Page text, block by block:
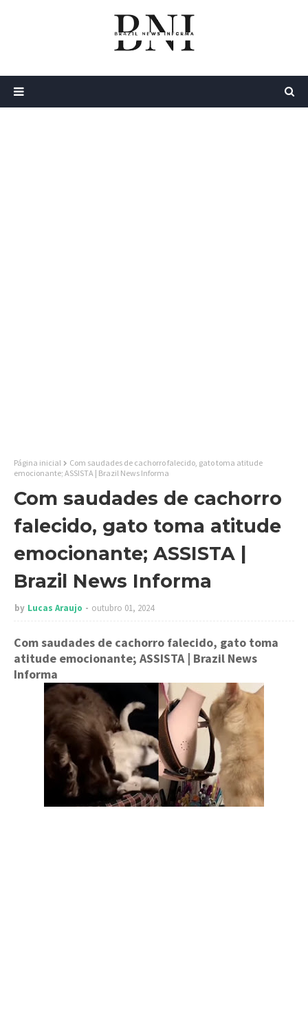
Página inicial
Com saudades de cachorro falecido, gato toma atitude
emocionante; ASSISTA | Brazil News Informa
Com saudades de cachorro
falecido, gato toma atitude
emocionante; ASSISTA |
Brazil News Informa
by Lucas Araujo outubro 01, 2024
Com saudades de cachorro falecido, gato toma
atitude emocionante; ASSISTA| Brazil News
Informa